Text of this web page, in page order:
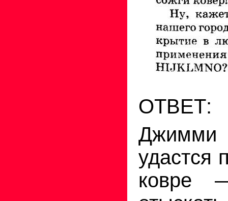
ОТВЕТ:
Джимми
удастся
ковре